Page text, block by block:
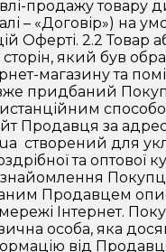
продажу товару
– «Договір») на
Оферті. 2.2 Товар
сторін, який був
магазину та
придбаний
Продавця за
створений для
та оптової
Продавцем
Інтернет.
особа, яка
від